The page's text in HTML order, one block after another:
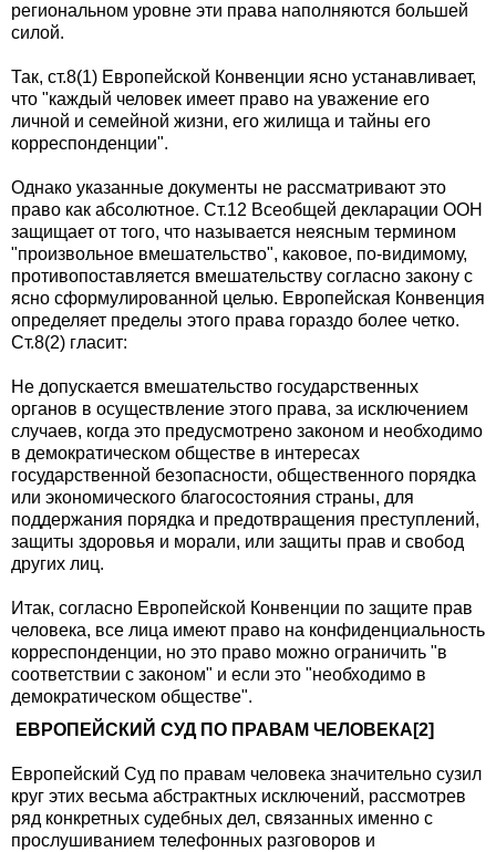
региональном уровне эти права наполняются большей
силой.
Так, ст.8(1) Европейской Конвенции ясно устанавливает,
что "каждый человек имеет право на уважение его
личной и семейной жизни, его жилища и тайны его
корреспонденции".
Однако указанные документы не рассматривают это
право как абсолютное. Ст.12 Всеобщей декларации ООН
защищает от того, что называется неясным термином
"произвольное вмешательство", каковое, по-видимому,
противопоставляется вмешательству согласно закону с
ясно сформулированной целью. Европейская Конвенция
определяет пределы этого права гораздо более четко.
Ст.8(2) гласит:
Не допускается вмешательство государственных
органов в осуществление этого права, за исключением
случаев, когда это предусмотрено законом и необходимо
в демократическом обществе в интересах
государственной безопасности, общественного порядка
или экономического благосостояния страны, для
поддержания порядка и предотвращения преступлений,
защиты здоровья и морали, или защиты прав и свобод
других лиц.
Итак, согласно Европейской Конвенции по защите прав
человека, все лица имеют право на конфиденциальность
корреспонденции, но это право можно ограничить "в
соответствии с законом" и если это "необходимо в
демократическом обществе".
ЕВРОПЕЙСКИЙ СУД ПО ПРАВАМ ЧЕЛОВЕКА[2]
Европейский Суд по правам человека значительно сузил
круг этих весьма абстрактных исключений, рассмотрев
ряд конкретных судебных дел, связанных именно с
прослушиванием телефонных разговоров и